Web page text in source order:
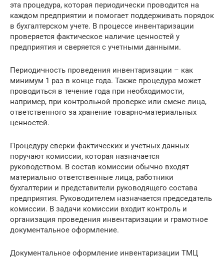
эта процедура, которая периодически проводится на
каждом предприятии и помогает поддерживать порядок
в бухгалтерском учете. В процессе инвентаризации
проверяется фактическое наличие ценностей у
предприятия и сверяется с учетными данными.
Периодичность проведения инвентаризации – как
минимум 1 раз в конце года. Также процедура может
проводиться в течение года при необходимости,
например, при контрольной проверке или смене лица,
ответственного за хранение товарно-материальных
ценностей.
Процедуру сверки фактических и учетных данных
поручают комиссии, которая назначается
руководством. В состав комиссии обычно входят
материально ответственные лица, работники
бухгалтерии и представители руководящего состава
предприятия. Руководителем назначается председатель
комиссии. В задачи комиссии входит контроль и
организация проведения инвентаризации и грамотное
документальное оформление.
Документальное оформление инвентаризации ТМЦ